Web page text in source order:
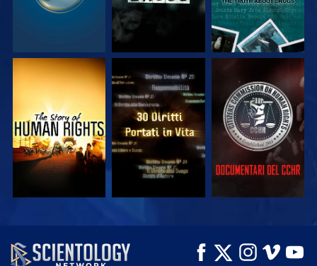
GUARDA GUARDA GUARDA
GUARDA
ESPLORA LE
SERIE